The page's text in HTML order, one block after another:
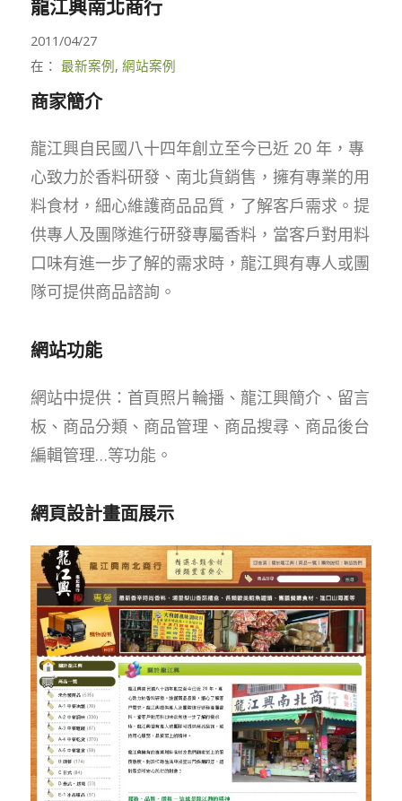
龍江興南北商行
2011/04/27
在： 最新案例, 網站案例
商家簡介
龍江興自民國八十四年創立至今已近 20 年，專
心致力於香料研發、南北貨銷售，擁有專業的用
料食材，細心維護商品品質，了解客戶需求。提
供專人及團隊進行研發專屬香料，當客戶對用料
口味有進一步了解的需求時，龍江興有專人或團
隊可提供商品諮詢。
網站功能
網站中提供：首頁照片輪播、龍江興簡介、留言
板、商品分類、商品管理、商品搜尋、商品後台
編輯管理…等功能。
網頁設計畫面展示